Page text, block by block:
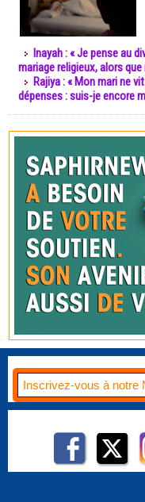
Inayah : « Je pense au
mariage religieux, alors
Rajiya : « Mon mari ne
dépenses : suis-je encore